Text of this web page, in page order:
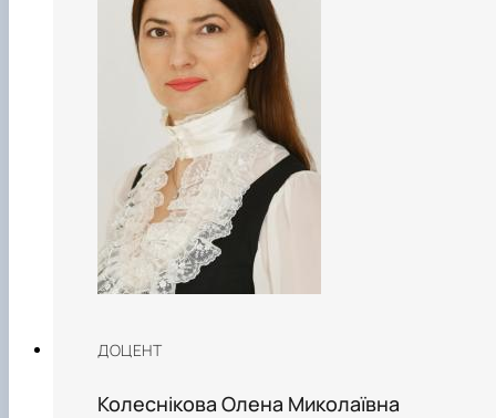
ДОЦЕНТ
Колеснікова Олена Миколаївна